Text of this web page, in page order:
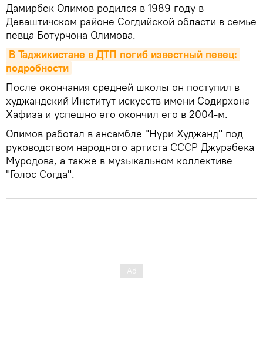
Дамирбек Олимов родился в 1989 году в
Деваштичском районе Согдийской области в семье
певца Ботурчона Олимова.
В Таджикистане в ДТП погиб известный певец:
подробности
После окончания средней школы он поступил в
худжандский Институт искусств имени Содирхона
Хафиза и успешно его окончил его в 2004-м.
Олимов работал в ансамбле "Нури Худжанд" под
руководством народного артиста СССР Джурабека
Муродова, а также в музыкальном коллективе
"Голос Согда".